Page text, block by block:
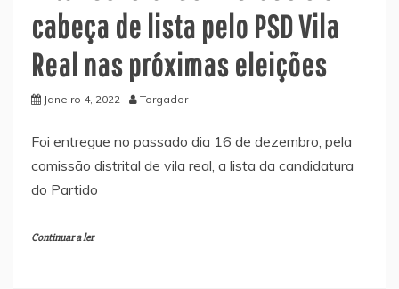
cabeça de lista pelo PSD Vila
Real nas próximas eleições
Janeiro 4, 2022 Torgador
Foi entregue no passado dia 16 de dezembro, pela
comissão distrital de vila real, a lista da candidatura
do Partido
Continuar a ler